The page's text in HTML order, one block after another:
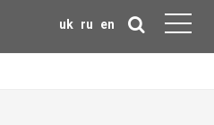
uk ru en